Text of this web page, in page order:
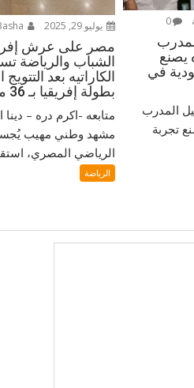
0
يصنع
في
‎ مُتابعة / دكتور علي إسماعيل ‎المدرب
تجربة
يوليو 29, 2025
مصر على عرش
الشباب والرياضة
الكاراتيه بعد
بطولة إفريقيا بـ 36 ميدالية
متابعه -اكرم دره –
مشهد وطني مهيب
الرياضي المصري،
الرياضة